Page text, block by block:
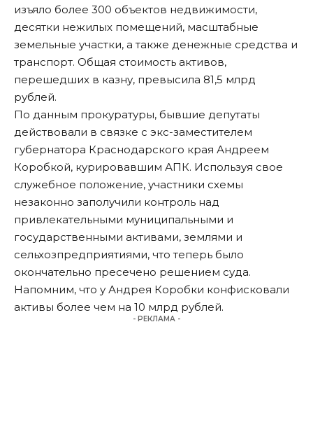
изъяло более 300 объектов недвижимости,
десятки нежилых помещений, масштабные
земельные участки, а также денежные средства и
транспорт. Общая стоимость активов,
перешедших в казну, превысила 81,5 млрд
рублей.
По данным прокуратуры, бывшие депутаты
действовали в связке с экс-заместителем
губернатора Краснодарского края Андреем
Коробкой, курировавшим АПК. Используя свое
служебное положение, участники схемы
незаконно заполучили контроль над
привлекательными муниципальными и
государственными активами, землями и
сельхозпредприятиями, что теперь было
окончательно пресечено решением суда.
Напомним, что у Андрея Коробки конфисковали
активы более чем на 10 млрд рублей.
- РЕКЛАМА -